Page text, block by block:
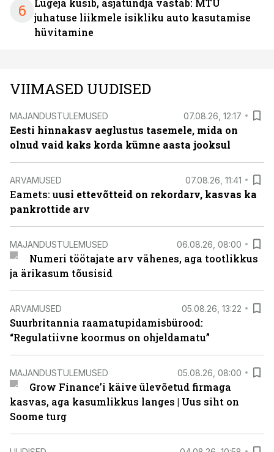
6
Lugeja küsib, asjatundja vastab: MTÜ
juhatuse liikmele isikliku auto kasutamise
hüvitamine
VIIMASED UUDISED
MAJANDUSTULEMUSED 07.08.26, 12:17
Eesti hinnakasv aeglustus tasemele, mida on
olnud vaid kaks korda kümne aasta jooksul
ARVAMUSED 07.08.26, 11:41
Eamets: uusi ettevõtteid on rekordarv, kasvas ka
pankrottide arv
MAJANDUSTULEMUSED 06.08.26, 08:00
Numeri töötajate arv vähenes, aga tootlikkus
ja ärikasum tõusisid
ARVAMUSED 05.08.26, 13:22
Suurbritannia raamatupidamisbürood:
“Regulatiivne koormus on ohjeldamatu”
MAJANDUSTULEMUSED 05.08.26, 08:00
Grow Finance’i käive ülevõetud firmaga
kasvas, aga kasumlikkus langes | Uus siht on
Soome turg